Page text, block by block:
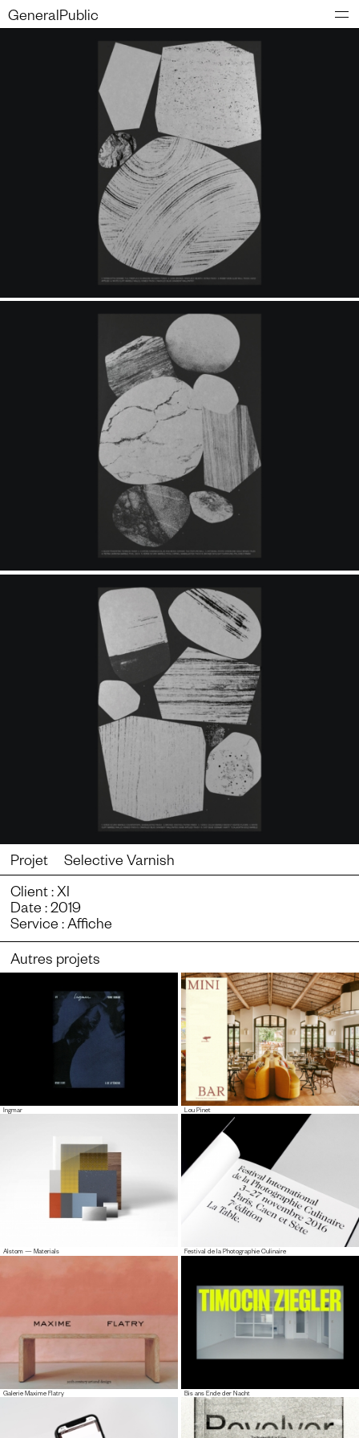
GeneralPublic
Projet Selective Varnish
Client : XI
Date : 2019
Service : Affiche
Autres projets
Ingmar Lou Pinet
Alstom — Materials Festival de la Photographie Culinaire
Galerie Maxime Flatry Bis ans Ende der Nacht